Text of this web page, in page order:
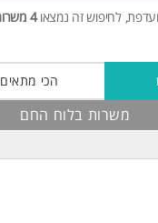
לחיפוש זה נמצאו4 משרות
הכי מתאים
משרות בלוח החם